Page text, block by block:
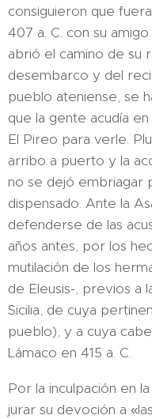
consiguieron que
407 a. C. con su
abrió el camino de su
desembarco y del
pueblo ateniense, se
que la gente acudía
El Pireo para verle.
arribo a puerto y la
no se dejó embriagar
dispensado. Ante la
defenderse de las
años antes, por los
mutilación de los
de Eleusis-, previos a
Sicilia, de cuya
pueblo), y a cuya
Lámaco en 415 a. C.
Por la inculpación en
jurar su devoción a